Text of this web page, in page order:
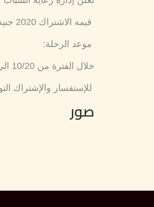
قيمه الاشتراك 2020 جنيه بالمدينه الشبابية بشرم الشيخ.. شاملة الإقامة والتغذية 3 وجبات والانتقالات ذهاب وعودة
موعد الرحلة:
خلال الفترة من 10/20 الي 10/24
للإستفسار والإشتراك
صور